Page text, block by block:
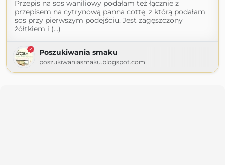
Przepis na sos waniliowy podałam też łącznie z
przepisem na cytrynową panna cottę, z którą podałam
sos przy pierwszym podejściu. Jest zagęszczony
żółtkiem i (...)
Poszukiwania smaku
poszukiwaniasmaku.blogspot.com